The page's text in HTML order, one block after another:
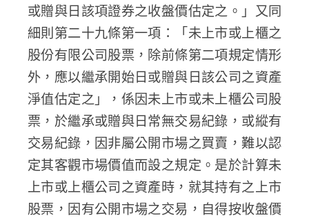
或贈與日該項證券之收盤價估定之。」又同
細則第二十九條第一項：「未上市或上櫃之
股份有限公司股票，除前條第二項規定情形
外，應以繼承開始日或贈與日該公司之資產
淨值估定之」，係因未上市或未上櫃公司股
票，於繼承或贈與日常無交易紀錄，或縱有
交易紀錄，因非屬公開市場之買賣，難以認
定其客觀市場價值而設之規定。是於計算未
上市或上櫃公司之資產時，就其持有之上市
股票，因有公開市場之交易，自得按收盤價